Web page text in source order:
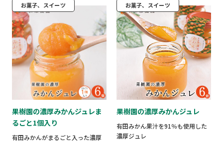
お菓子、スイーツ
果樹園の濃厚みかんジュレま
るごと1個入り
有田みかんがまるごと入った濃厚
お菓子、スイーツ
果樹園の濃厚みかんジュレ
有田みかん果汁を91％も使用した
濃厚ジュレ